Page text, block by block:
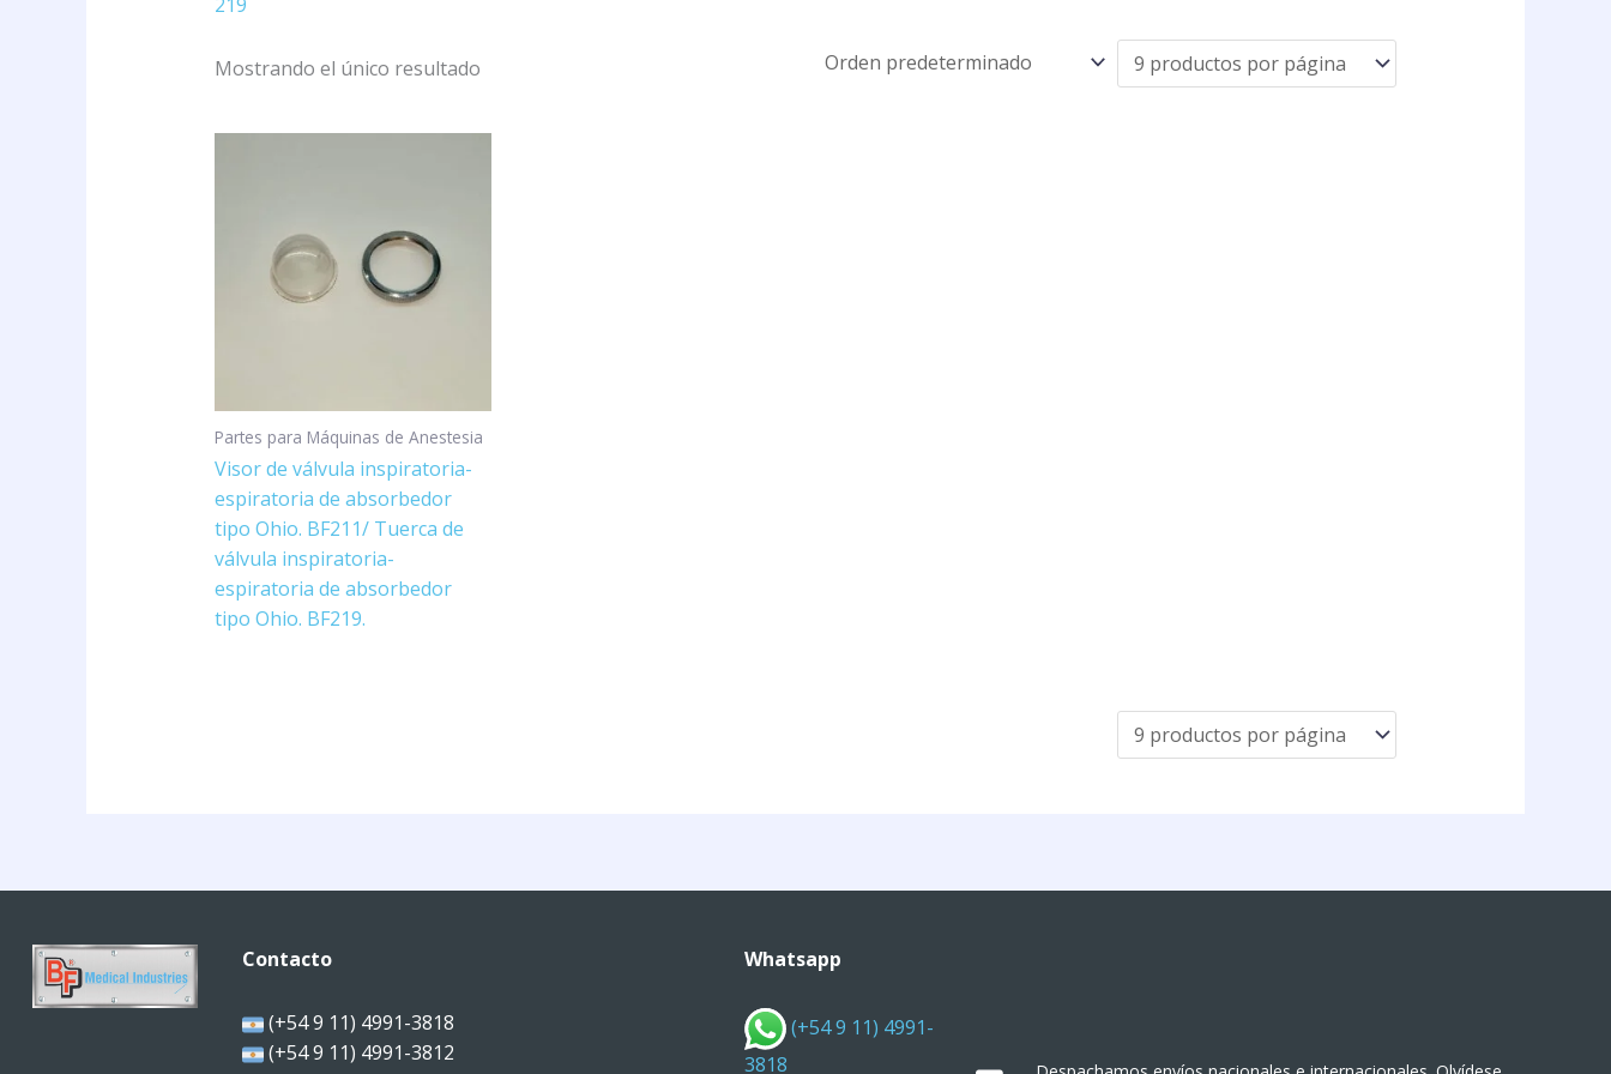
Mostrando el único resultado
Partes para Máquinas de Anestesia
Visor de válvula inspiratoria-
espiratoria de absorbedor
tipo Ohio. BF211/ Tuerca de
válvula inspiratoria-
espiratoria de absorbedor
tipo Ohio. BF219.
Contacto
(+54 9 11) 4991-3818
(+54 9 11) 4991-3812
Whatsapp
(+54 9 11) 4991-
3818